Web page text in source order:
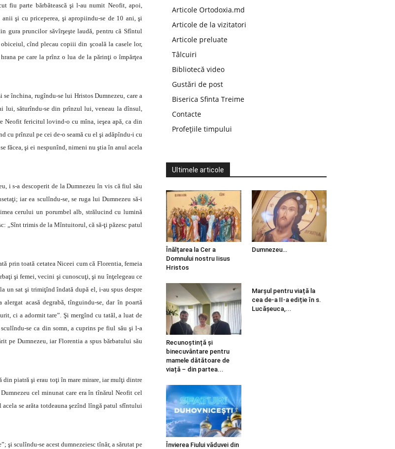
fiu parte bărbătească şi l-au numit Neofit, apoi,
şi cu priceperea, şi apropiindu-se de 10 ani, şi
gura pruncilor săvîrşeşte laudă, pentru că Sfîntul
cînd plecau copiii din şcoală la casele lor,
pe care la prînz o lua de la părinţi o împărţea
închina, rugîndu-se lui Hristos Dumnezeu, care a
lui, săturîndu-se din prînzul lui, veneau la dînsul,
Neofit fericitul lovind-o cu mîna, ieşea apă, ca din
cu prînzul pe cei de-o seamă cu el şi adăpîndu-i cu
făcea, şi ei nespunînd, nimeni nu ştia în anul acela
i s-a descoperit de la Dumnezeu în vis că fiul său
iar ea sculîndu-se, se ruga lui Dumnezeu să-i
cerului un porumbel alb, strălucind cu lumină
„Sînt trimis de la Mîntuitorul, că să-ţi păzesc patul
prin toată cetatea Niceei cum că Florentia, femeia
şi femei, vecini şi cunoscuţi, şi nu înţelegeau ce
un sat şi trimiţînd îndată după el, i-au spus despre
acasă degrabă, tînguindu-se, dar în poartă
ci a adormit tare”. Şi mergînd cu tatăl, a luat de
se ca din somn, a cuprins pe fiul său şi l-a
pe Dumnezeu, iar Florentia a spus bărbatului său
din piatră şi erau toţi în mare mirare, iar mulţi dintre
cel minunat care era în tînărul Neofit cel
se arăta totdeauna şezînd lîngă patul sfîntului
şi sculîndu-se acest dumnezeiesc tînăr, a sărutat pe
Articole Ortodoxia.md
Articole de la vizitatori
Articole preluate
Tâlcuiri
Bibliotecă video
Gustări de post
Biserica Sfinta Treime
Contacte
Profețiile timpului
Ultimele articole
Înălțarea la Cer a
Domnului nostru Iisus
Hristos
Dumnezeu…
Recunoștință și
binecuvântare pentru
mamele dătătoare de
viață – din partea...
Marșul pentru viață la
cea de-a II-a ediție în s.
Lucășeuca,...
Învierea Fiului văduvei din